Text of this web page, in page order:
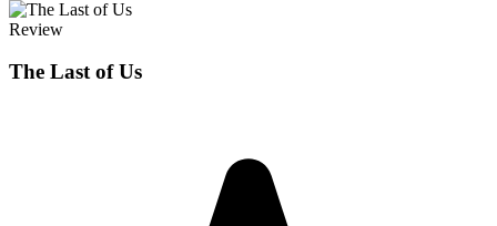
Review
The Last of Us